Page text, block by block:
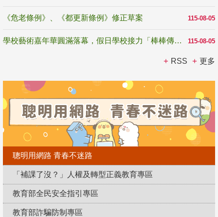
115-08-05
《危老條例》、《都更新條例》修正草案
115-08-05
學校藝術嘉年華圓滿落幕，假日學校接力「棒棒傳美感」
RSS 更多
聰明用網路 青春不迷路
「補課了沒？」人權及轉型正義教育專區
教育部全民安全指引專區
教育部詐騙防制專區